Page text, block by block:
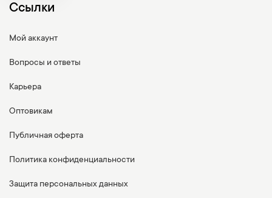
Ссылки
Мой аккаунт
Вопросы и ответы
Карьера
Оптовикам
Публичная оферта
Политика конфиденциальности
Защита персональных данных